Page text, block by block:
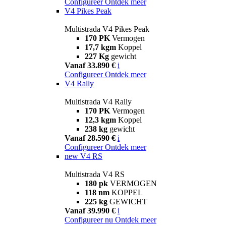
V4 Pikes Peak
Multistrada V4 Pikes Peak
170 PK Vermogen
17,7 kgm Koppel
227 Kg gewicht
Vanaf 33.890 € i
Configureer Ontdek meer
V4 Rally
Multistrada V4 Rally
170 PK Vermogen
12,3 kgm Koppel
238 kg gewicht
Vanaf 28.590 € i
Configureer Ontdek meer
new V4 RS
Multistrada V4 RS
180 pk VERMOGEN
118 nm KOPPEL
225 kg GEWICHT
Vanaf 39.990 € i
Configureer nu Ontdek meer